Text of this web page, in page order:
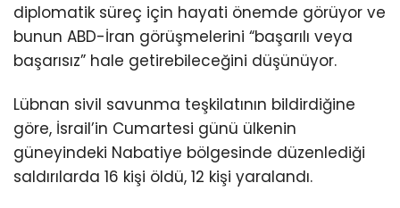
diplomatik süreç için hayati önemde görüyor ve
bunun ABD-İran görüşmelerini “başarılı veya
başarısız” hale getirebileceğini düşünüyor.
Lübnan sivil savunma teşkilatının bildirdiğine
göre, İsrail’in Cumartesi günü ülkenin
güneyindeki Nabatiye bölgesinde düzenlediği
saldırılarda 16 kişi öldü, 12 kişi yaralandı.